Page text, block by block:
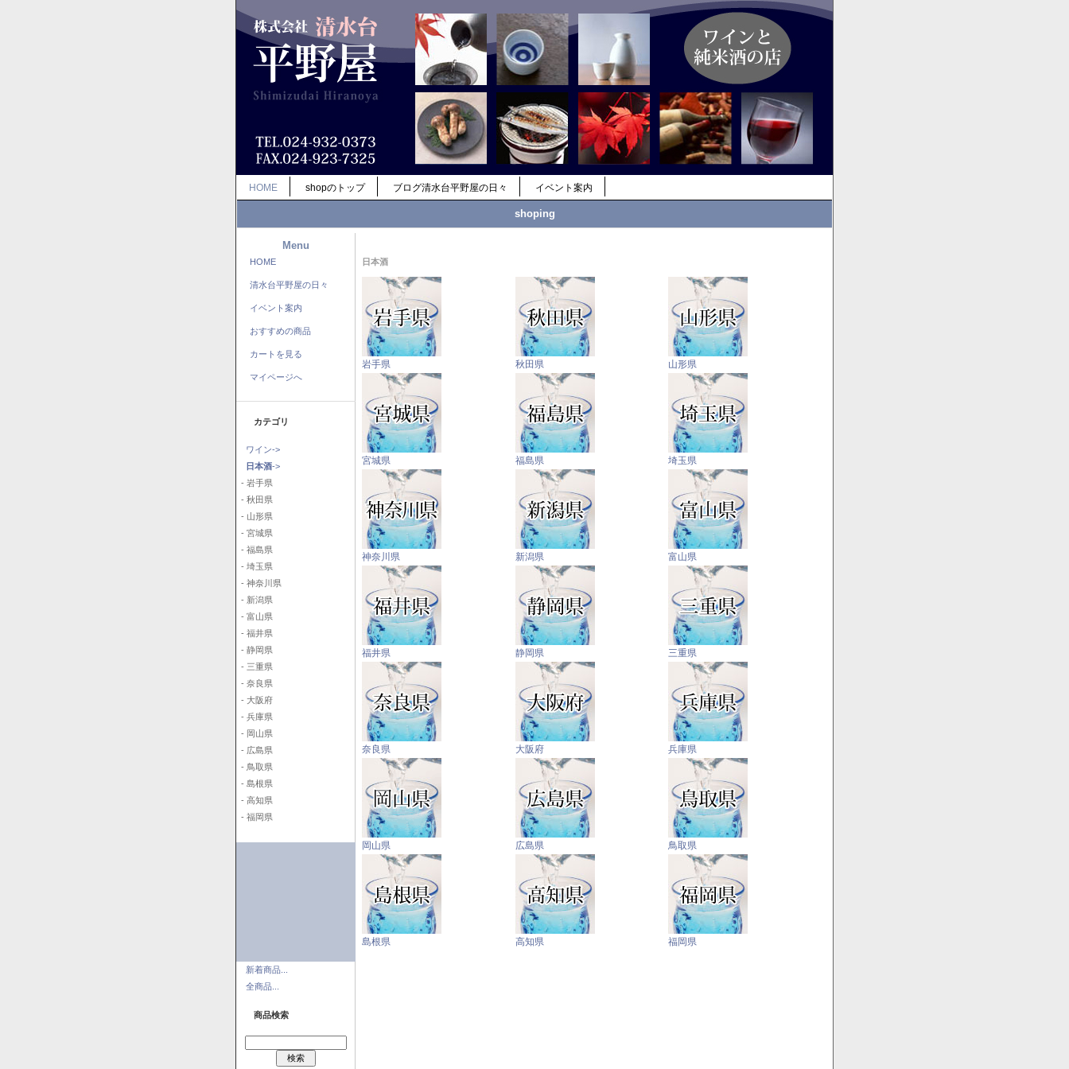
HOME shopのトップ ブログ清水台平野屋の日々 イベント案内
shoping
Menu
HOME
清水台平野屋の日々
イベント案内
おすすめの商品
カートを見る
マイページへ
カテゴリ
ワイン->
日本酒->
- 岩手県
- 秋田県
- 山形県
- 宮城県
- 福島県
- 埼玉県
- 神奈川県
- 新潟県
- 富山県
- 福井県
- 静岡県
- 三重県
- 奈良県
- 大阪府
- 兵庫県
- 岡山県
- 広島県
- 鳥取県
- 島根県
- 高知県
- 福岡県
新着商品...
全商品...
商品検索
日本酒
岩手県 秋田県 山形県
宮城県 福島県 埼玉県
神奈川県 新潟県 富山県
福井県 静岡県 三重県
奈良県 大阪府 兵庫県
岡山県 広島県 鳥取県
島根県 高知県 福岡県